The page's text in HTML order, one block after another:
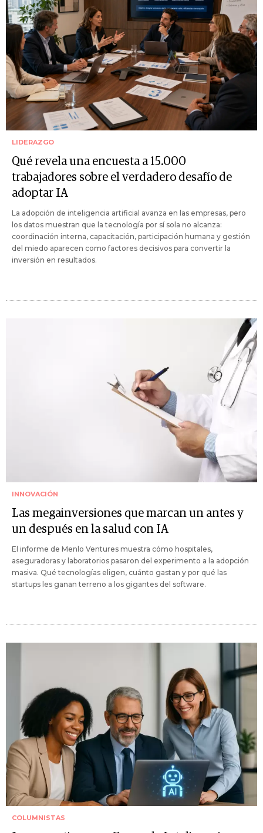
LIDERAZGO
Qué revela una encuesta a 15.000
trabajadores sobre el verdadero desafío de
adoptar IA
La adopción de inteligencia artificial avanza en las empresas, pero
los datos muestran que la tecnología por sí sola no alcanza:
coordinación interna, capacitación, participación humana y gestión
del miedo aparecen como factores decisivos para convertir la
inversión en resultados.
INNOVACIÓN
Las megainversiones que marcan un antes y
un después en la salud con IA
El informe de Menlo Ventures muestra cómo hospitales,
aseguradoras y laboratorios pasaron del experimento a la adopción
masiva. Qué tecnologías eligen, cuánto gastan y por qué las
startups les ganan terreno a los gigantes del software.
COLUMNISTAS